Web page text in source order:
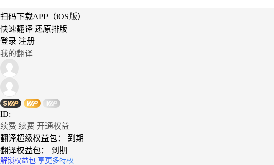
扫码下载APP（iOS版）
快速翻译 还原排版
登录 注册
我的翻译
ID:
续费 续费 开通权益
翻译超级权益包：
到期
翻译权益包：
到期
解锁权益包 享更多特权